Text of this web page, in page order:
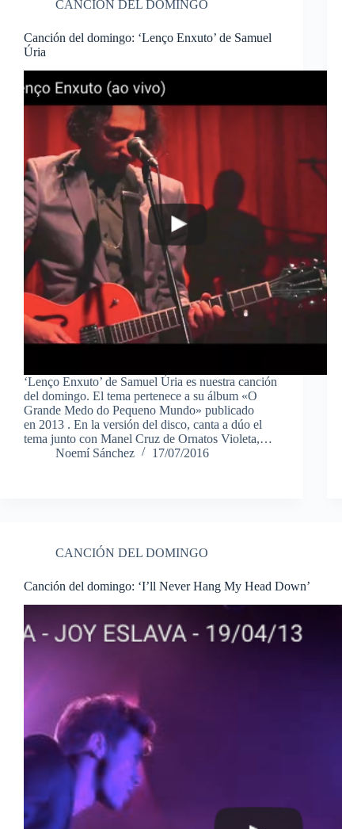
CANCIÓN DEL DOMINGO
Canción del domingo: ‘Lenço Enxuto’ de Samuel
Úria
‘Lenço Enxuto’ de Samuel Úria es nuestra canción
del domingo. El tema pertenece a su álbum «O
Grande Medo do Pequeno Mundo» publicado
en 2013 . En la versión del disco, canta a dúo el
tema junto con Manel Cruz de Ornatos Violeta,…
Noemí Sánchez
17/07/2016
CANCIÓN DEL DOMINGO
Canción del domingo: ‘I’ll Never Hang My Head Down’